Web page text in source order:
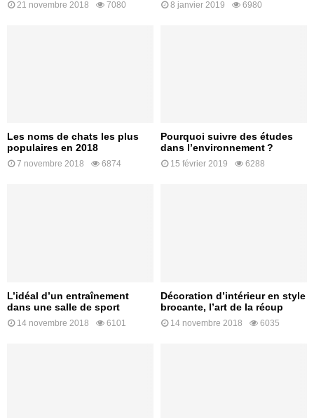
21 novembre 2018 7080 8 janvier 2019 6980
Les noms de chats les plus
populaires en 2018
7 novembre 2018 6874
Pourquoi suivre des études
dans l’environnement ?
15 février 2019 6288
L’idéal d’un entraînement
dans une salle de sport
14 novembre 2018 6101
Décoration d’intérieur en style
brocante, l’art de la récup
14 novembre 2018 6035